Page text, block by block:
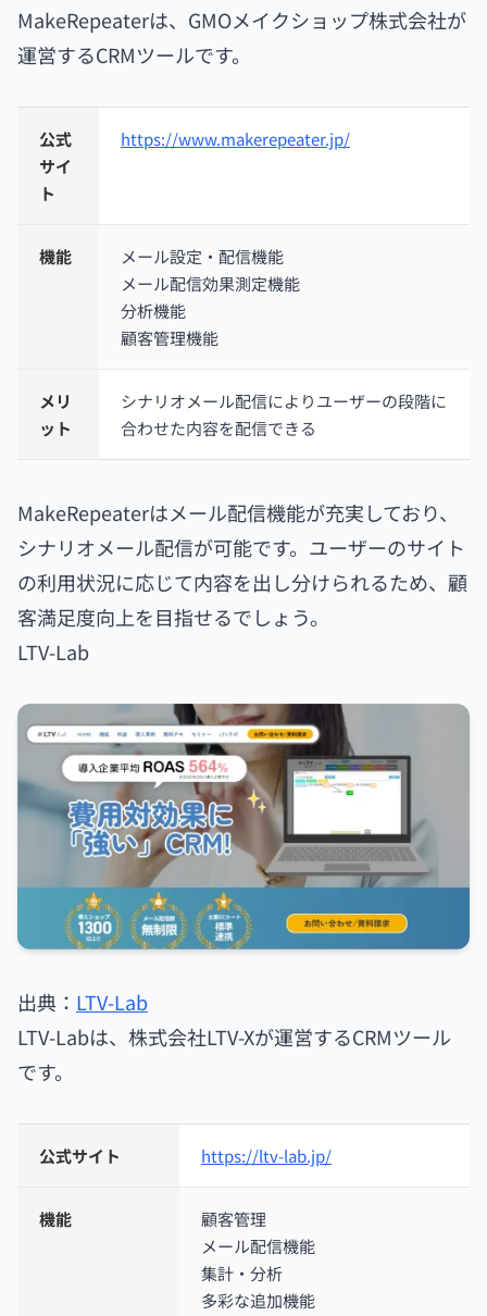
MakeRepeaterは、GMOメイクショップ株式会社が
運営するCRMツールです。
公式
サイ
ト
https://www.makerepeater.jp/
機能
メール設定・配信機能
メール配信効果測定機能
分析機能
顧客管理機能
メリ
ット
シナリオメール配信によりユーザーの段階に
合わせた内容を配信できる
MakeRepeaterはメール配信機能が充実しており、
シナリオメール配信が可能です。ユーザーのサイト
の利用状況に応じて内容を出し分けられるため、顧
客満足度向上を目指せるでしょう。
LTV-Lab
出典： LTV-Lab
LTV-Labは、株式会社LTV-Xが運営するCRMツール
です。
公式サイト https://ltv-lab.jp/
機能
顧客管理
メール配信機能
集計・分析
多彩な追加機能